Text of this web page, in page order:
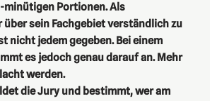
minütigen Portionen. Als
sein Fachgebiet verständlich zu
nicht jedem gegeben. Bei einem
es jedoch genau darauf an. Mehr
werden.
die Jury und bestimmt, wer am